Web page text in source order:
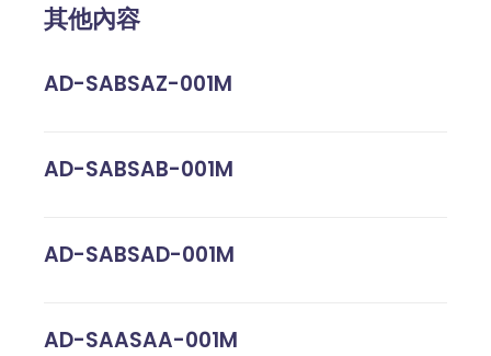
其他內容
AD-SABSAZ-001M
AD-SABSAB-001M
AD-SABSAD-001M
AD-SAASAA-001M